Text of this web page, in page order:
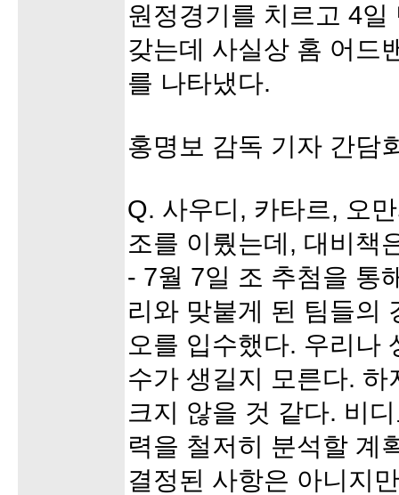
원정경기를 치르고 4
갖는데 사실상 홈 어드
를 나타냈다.
홍명보 감독 기자 간담
Q. 사우디, 카타르, 오
조를 이뤘는데, 대비책
- 7월 7일 조 추첨을 통
리와 맞붙게 된 팀들의
오를 입수했다. 우리나
수가 생길지 모른다.
크지 않을 것 같다. 비
력을 철저히 분석할 계
결정된 사항은 아니지